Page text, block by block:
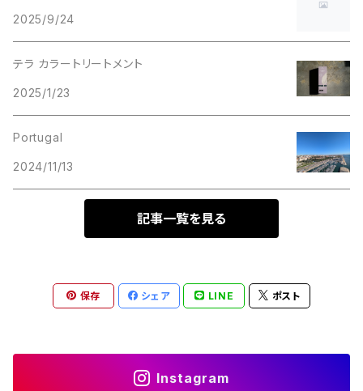
2025/9/24
テラ カラートリートメント
2025/1/23
Portugal
2024/11/13
記事一覧を見る
保存 シェア LINE ポスト
Instagram